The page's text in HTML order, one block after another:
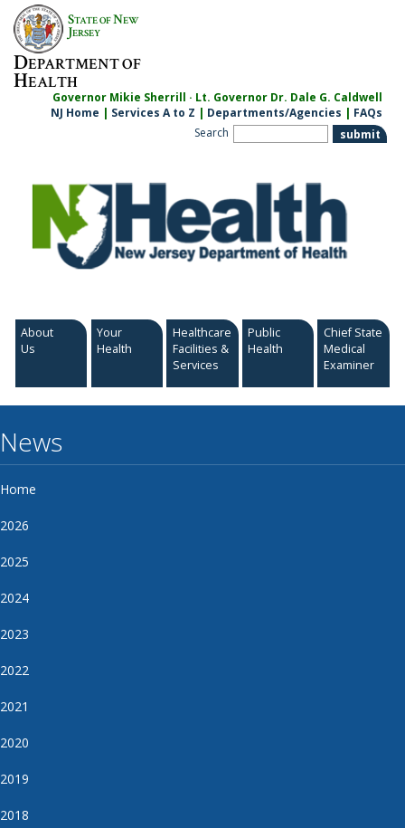
Skip
content
STATE OFNEW
JERSEY
DEPARTMENT OF
HEALTH
Governor Mikie Sherrill · Lt. Governor Dr. Dale G. Caldwell
NJ Home | Services A to Z | Departments/Agencies | FAQs
Search
About
Us
Your
Health
Healthcare
Facilities &
Services
Public
Health
Chief State
Medical
Examiner
News
Home
2026
2025
2024
2023
2022
2021
2020
2019
2018